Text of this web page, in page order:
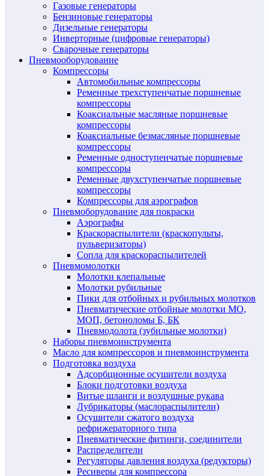
Газовые генераторы
Бензиновые генераторы
Дизельные генераторы
Инверторные (цифровые генераторы)
Сварочные генераторы
Пневмооборудование
Компрессоры
Автомобильные компрессоры
Ременные трехступенчатые поршневые
компрессоры
Коаксиальные масляные поршневые
компрессоры
Коаксиальные безмасляные поршневые
компрессоры
Ременные одноступенчатые поршневые
компрессоры
Ременные двухступенчатые поршневые
компрессоры
Компрессоры для аэрографов
Пневмоборудование для покраски
Аэрографы
Краскораспылители (краскопульты,
пульверизаторы)
Сопла для краскораспылителей
Пневмомолотки
Молотки клепальные
Молотки рубильные
Пики для отбойных и рубильных молотков
Пневматические отбойные молотки МО,
МОП, бетоноломы Б, БК
Пневмодолота (зубильные молотки)
Наборы пневмоинструмента
Масло для компрессоров и пневмоинструмента
Подготовка воздуха
Адсорбционные осушители воздуха
Блоки подготовки воздуха
Витые шланги и воздушные рукава
Лубрикаторы (маслораспылители)
Осушители сжатого воздуха
рефрижераторного типа
Пневматические фитинги, соединители
Распределители
Регуляторы давления воздуха (редукторы)
Ресиверы для компрессора